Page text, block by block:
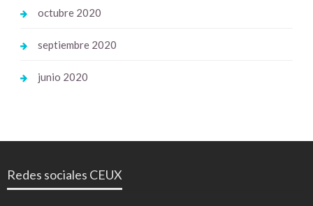
octubre 2020
septiembre 2020
junio 2020
Redes sociales CEUX